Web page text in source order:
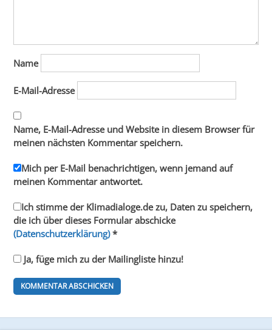
Name
E-Mail-Adresse
Name, E-Mail-Adresse und Website in diesem Browser für
meinen nächsten Kommentar speichern.
Mich per E-Mail benachrichtigen, wenn jemand auf
meinen Kommentar antwortet.
Ich stimme der Klimadialoge.de zu, Daten zu speichern,
die ich über dieses Formular abschicke
(Datenschutzerklärung) *
Ja, füge mich zu der Mailingliste hinzu!